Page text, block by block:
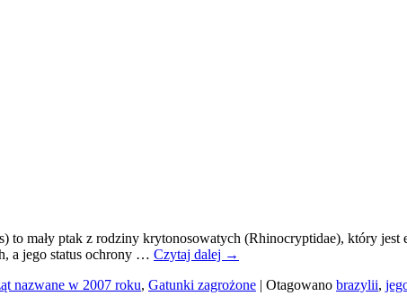
mały ptak z rodziny krytonosowatych (Rhinocryptidae), który
a jego status ochrony … Czytaj dalej →
nazwane w 2007 roku, Gatunki zagrożone | Otagowano brazylii,